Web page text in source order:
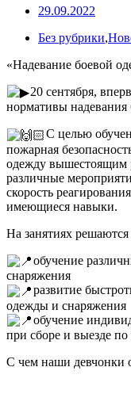
29.09.2022
Без рубрики,
«Надевание боевой
20 сентября,
нормативы
С целью
пожарная
одежду вышестоящим
различные
скорость
имеющиеся навыки.
На занятиях
обучение
снаряжения
развитие
одежды и снаряжения
обучение
при сборе и выезде по
С чем наши девчонки